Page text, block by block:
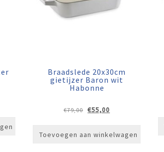
Braadslede 20x30cm
gietijzer Baron wit
Habonne
€79,00 Oorspronkelijke
€79,00.
€55,00
€55,00.
Toevoegen aan winkelwagen